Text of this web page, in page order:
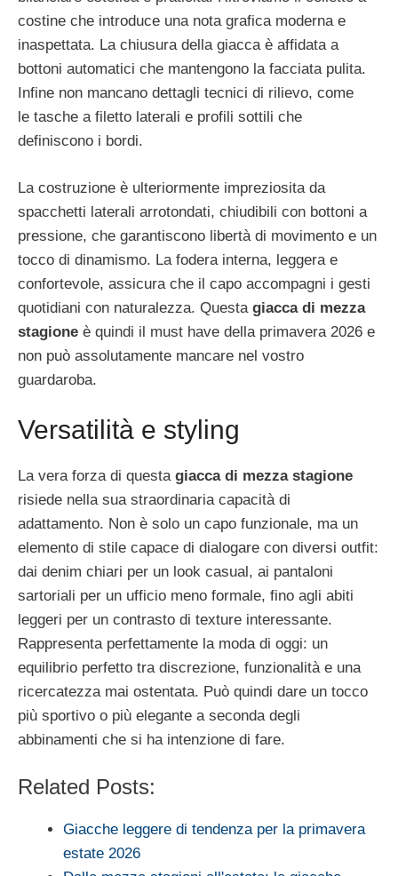
costine che introduce una nota grafica moderna e
inaspettata. La chiusura della giacca è affidata a
bottoni automatici che mantengono la facciata pulita.
Infine non mancano dettagli tecnici di rilievo, come
le tasche a filetto laterali e profili sottili che
definiscono i bordi.
La costruzione è ulteriormente impreziosita da
spacchetti laterali arrotondati, chiudibili con bottoni a
pressione, che garantiscono libertà di movimento e un
tocco di dinamismo. La fodera interna, leggera e
confortevole, assicura che il capo accompagni i gesti
quotidiani con naturalezza. Questa giacca di mezza
stagione è quindi il must have della primavera 2026 e
non può assolutamente mancare nel vostro
guardaroba.
Versatilità e styling
La vera forza di questa giacca di mezza stagione
risiede nella sua straordinaria capacità di
adattamento. Non è solo un capo funzionale, ma un
elemento di stile capace di dialogare con diversi outfit:
dai denim chiari per un look casual, ai pantaloni
sartoriali per un ufficio meno formale, fino agli abiti
leggeri per un contrasto di texture interessante.
Rappresenta perfettamente la moda di oggi: un
equilibrio perfetto tra discrezione, funzionalità e una
ricercatezza mai ostentata. Può quindi dare un tocco
più sportivo o più elegante a seconda degli
abbinamenti che si ha intenzione di fare.
Related Posts:
Giacche leggere di tendenza per la primavera
estate 2026